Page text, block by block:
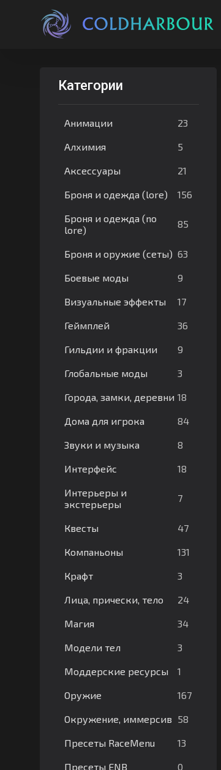
Категории
Анимации 23
Алхимия 5
Аксессуары 21
Броня и одежда (lore) 156
Броня и одежда (no
lore)
85
Броня и оружие (сеты) 63
Боевые моды 9
Визуальные эффекты 17
Геймплей 36
Гильдии и фракции 9
Глобальные моды 3
Города, замки, деревни 18
Дома для игрока 84
Звуки и музыка 8
Интерфейс 18
Интерьеры и
экстерьеры
7
Квесты 47
Компаньоны 131
Крафт 3
Лица, прически, тело 24
Магия 34
Модели тел 3
Моддерские ресурсы 1
Оружие 167
Окружение, иммерсив 58
Пресеты RaceMenu 13
Пресеты ENB 0